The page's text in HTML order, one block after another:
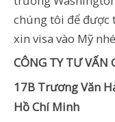
chúng tôi để được
xin visa vào Mỹ
CÔNG TY TƯ VẤN
17B Trương Văn
Hồ Chí Minh